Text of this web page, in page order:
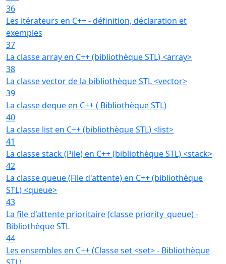
36
Les itérateurs en C++ - définition, déclaration et
exemples
37
La classe array en C++ (bibliothèque STL) <array>
38
La classe vector de la bibliothèque STL <vector>
39
La classe deque en C++ ( Bibliothèque STL)
40
La classe list en C++ (bibliothèque STL) <list>
41
La classe stack (Pile) en C++ (bibliothèque STL) <stack>
42
La classe queue (File d'attente) en C++ (bibliothèque
STL) <queue>
43
La file d'attente prioritaire (classe priority_queue) -
Bibliothèque STL
44
Les ensembles en C++ (Classe set <set> - Bibliothèque